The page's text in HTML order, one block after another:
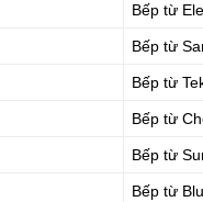
Bếp từ
Bếp từ
Bếp từ
Bếp từ
Bếp từ
Bếp từ